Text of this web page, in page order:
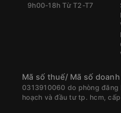
9h00-18h Từ T2-T7
Mã số thuế/ Mã số
0313910060 do phòng đăng
hoạch và đầu tư tp. hcm,